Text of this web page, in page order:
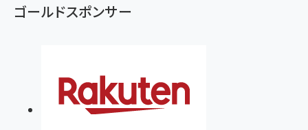
￥1,815
￥2,420
マーケティングの真実 P&G・グリコで学んだ失敗
anan(アンアン)2026/07/08号 No.2502[2026
ママ投資家が育休中に１億貯めた株式投資
￥1,870
￥2,750
￥3,190
フィードバック経営 「沈黙の組織」から「高め合う
ゴールドスポンサー